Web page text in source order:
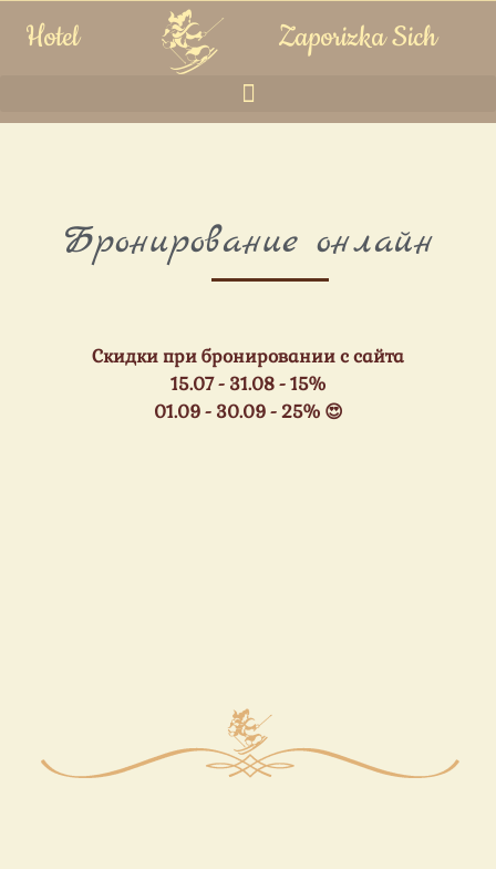
Hotel Zaporizka Sich
Бронирование онлайн
Скидки при бронировании с сайта
15.07 - 31.08 - 15%
01.09 - 30.09 - 25% 😍